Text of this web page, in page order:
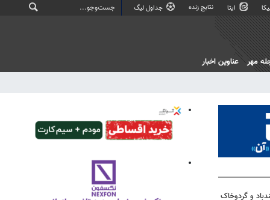
ایتا نتایج زنده جداول لیگ
مهر عناوین اخبار
و گردوخاک